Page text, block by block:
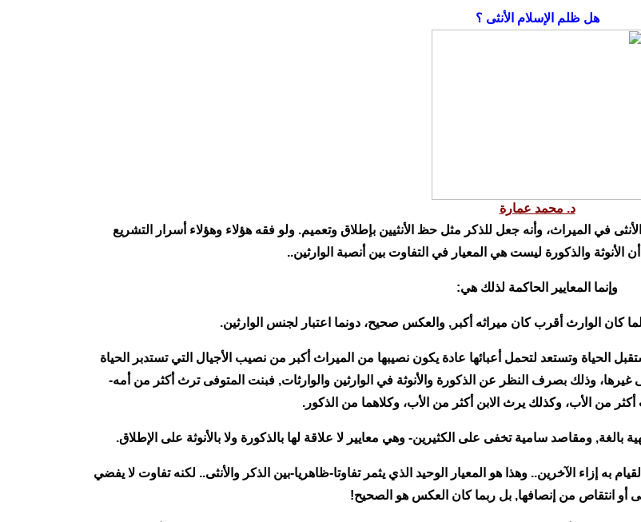
هل ظلم الإسلام الأنثى ؟
د. محمد عمارة
في الميراث، وأنه جعل للذكر مثل حظ الأنثيين بإطلاق وتعميم. ولو فقه هؤلاء وهؤلاء أسرار التشريع
الأنوثة والذكورة ليست هي المعيار في التفاوت بين أنصبة الوارثين..
وإنما المعايير الحاكمة لذلك هي:
الحياة وتستعد لتحمل أعبائها عادة يكون نصيبها من الميراث أكبر من نصيب الأجيال التي تستدبر الحياة
وذلك بصرف النظر عن الذكورة والأنوثة في الوارثين والوارثات, فبنت المتوفى ترث أكثر من أمه-
أكثر من الأب، وكذلك يرث الابن أكثر من الأب، وكلاهما من الذكور.
ومقاصد سامية تخفى على الكثيرين- وهي معايير لا علاقة لها بالذكورة ولا بالأنوثة على الإطلاق.
به إزاء الآخرين.. وهذا هو المعيار الوحيد الذي يثمر تفاوتا-ظاهريا-بين الذكر والأنثى.. لكنه تفاوت لا يفضي
أو انتقاص من إنصافها, بل ربما كان العكس هو الصحيح!